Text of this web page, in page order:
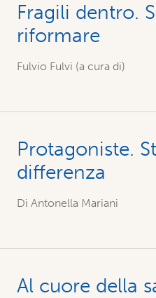
Fragili dentro.
riformare
Fulvio Fulvi (a cura di)
Protagoniste.
differenza
Di Antonella Mariani
Al cuore della